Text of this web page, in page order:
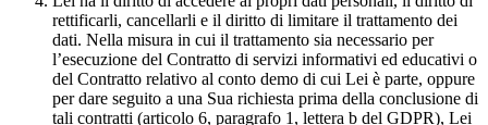
rettificarli, cancellarli e il diritto di limitare il trattamento dei
dati. Nella misura in cui il trattamento sia necessario per
l’esecuzione del Contratto di servizi informativi ed educativi o
del Contratto relativo al conto demo di cui Lei è parte, oppure
per dare seguito a una Sua richiesta prima della conclusione di
tali contratti (articolo 6, paragrafo 1, lettera b del GDPR), Lei